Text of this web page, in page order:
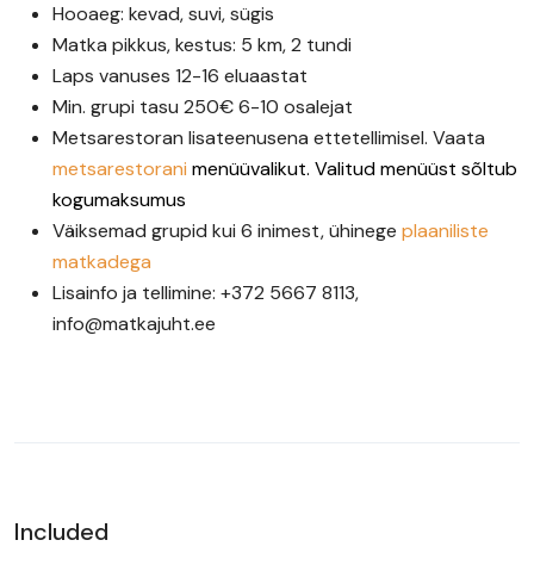
Hooaeg: kevad, suvi, sügis
Matka pikkus, kestus: 5 km, 2 tundi
Laps vanuses 12-16 eluaastat
Min. grupi tasu 250€ 6-10 osalejat
Metsarestoran lisateenusena ettetellimisel. Vaata
metsarestorani menüüvalikut. Valitud menüüst sõltub
kogumaksumus
Väiksemad grupid kui 6 inimest, ühinege plaaniliste
matkadega
Lisainfo ja tellimine: +372 5667 8113,
info@matkajuht.ee
Included